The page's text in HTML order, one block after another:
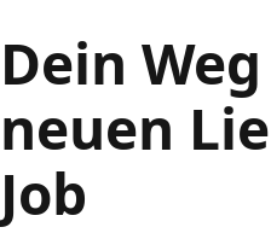
Dein
neuen
Job